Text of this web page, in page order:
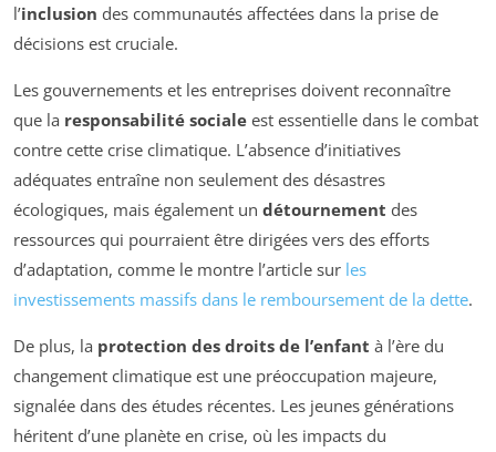
l’inclusion des communautés affectées dans la prise de
décisions est cruciale.
Les gouvernements et les entreprises doivent reconnaître
que la responsabilité sociale est essentielle dans le combat
contre cette crise climatique. L’absence d’initiatives
adéquates entraîne non seulement des désastres
écologiques, mais également un détournement des
ressources qui pourraient être dirigées vers des efforts
d’adaptation, comme le montre l’article sur les
investissements massifs dans le remboursement de la dette.
De plus, la protection des droits de l’enfant à l’ère du
changement climatique est une préoccupation majeure,
signalée dans des études récentes. Les jeunes générations
héritent d’une planète en crise, où les impacts du